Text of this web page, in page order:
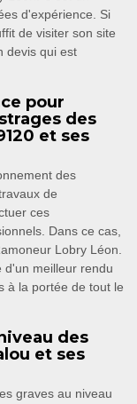
d'expérience. Si
de visiter son site
devis qui est
pour
des
et ses
des
de
ces
Dans ce cas,
Lobry Léon.
d'un meilleur rendu
à la portée de tout le
des
et ses
graves au niveau